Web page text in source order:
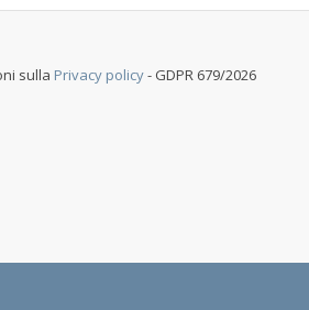
sulla Privacy policy- GDPR 679/2026